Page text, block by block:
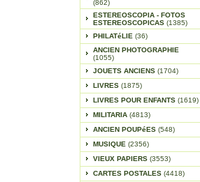
(862)
ESTEREOSCOPIA - FOTOS
ESTEREOSCOPICAS (1385)
PHILATéLIE (36)
ANCIEN PHOTOGRAPHIE
(1055)
JOUETS ANCIENS (1704)
LIVRES (1875)
LIVRES POUR ENFANTS (1619)
MILITARIA (4813)
ANCIEN POUPéES (548)
MUSIQUE (2356)
VIEUX PAPIERS (3553)
CARTES POSTALES (4418)